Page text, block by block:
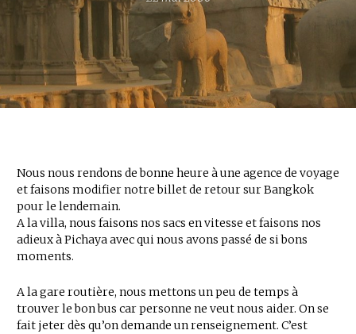
Nous nous rendons de bonne heure à une agence de voyage
et faisons modifier notre billet de retour sur Bangkok
pour le lendemain.
A la villa, nous faisons nos sacs en vitesse et faisons nos
adieux à Pichaya avec qui nous avons passé de si bons
moments.
A la gare routière, nous mettons un peu de temps à
trouver le bon bus car personne ne veut nous aider. On se
fait jeter dès qu’on demande un renseignement. C’est